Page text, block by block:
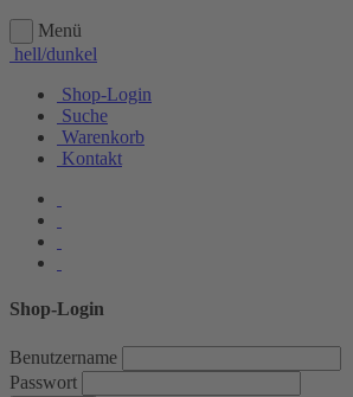
Menü
hell/dunkel
Shop-Login
Suche
Warenkorb
Kontakt
Shop-Login
Benutzername
Passwort